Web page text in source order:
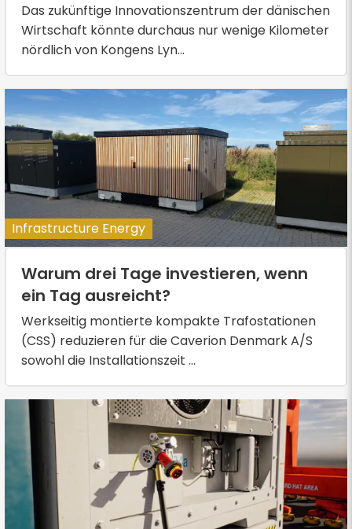
Das zukünftige Innovationszentrum der dänischen
Wirtschaft könnte durchaus nur wenige Kilometer
nördlich von Kongens Lyn...
Infrastructure Energy
Warum drei Tage investieren, wenn
ein Tag ausreicht?
Werkseitig montierte kompakte Trafostationen
(CSS) reduzieren für die Caverion Denmark A/S
sowohl die Installationszeit ...